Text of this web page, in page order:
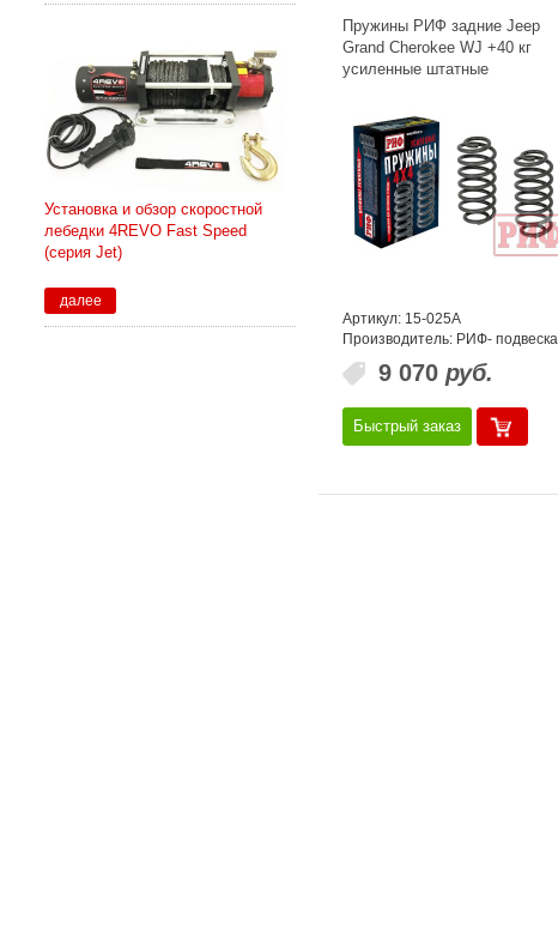
Установка и обзор скоростной
лебедки 4REVO Fast Speed
(серия Jet)
далее
Пружины РИФ задние Jeep
Grand Cherokee WJ +40 кг
усиленные штатные
Артикул: 15-025A
Производитель: РИФ- подвеска
9 070 руб.
Быстрый заказ